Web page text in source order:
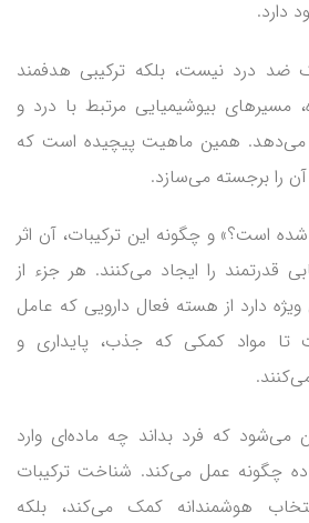
دارد.
ضد درد نیست، بلکه ترکیبی هدفمند
مسیرهای بیوشیمیایی مرتبط با درد و
می‌دهد. همین ماهیت پیچیده است که
را برجسته می‌سازد.
است؟» و چگونه این ترکیبات، آن اثر
قدرتمند را ایجاد می‌کنند. هر جزء از
ویژه دارد از هسته فعال دارویی که عامل
مواد کمکی که جذب، پایداری و
که فرد بداند چه ماده‌ای وارد
چگونه عمل می‌کند. شناخت ترکیبات
هوشمندانه کمک می‌کند، بلکه